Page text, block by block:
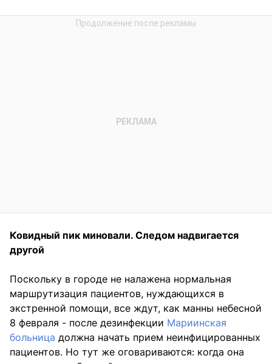
Ковидный пик миновали. Следом надвигается
другой
Поскольку в городе не налажена нормальная
маршрутизация пациентов, нуждающихся в
экстренной помощи, все ждут, как манны небесной
8 февраля - после дезинфекции Мариинская
больница должна начать прием неинфицированных
пациентов. Но тут же оговариваются: когда она